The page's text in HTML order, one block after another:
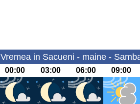
Vremea in Sacueni - maine -
00:00 03:00 06:00 09:00